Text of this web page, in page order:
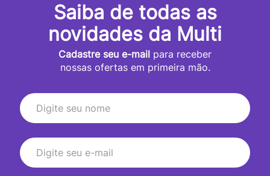
Saiba de todas as
novidades da Multi
Cadastre seu e-mail para receber
nossas ofertas em primeira mão.